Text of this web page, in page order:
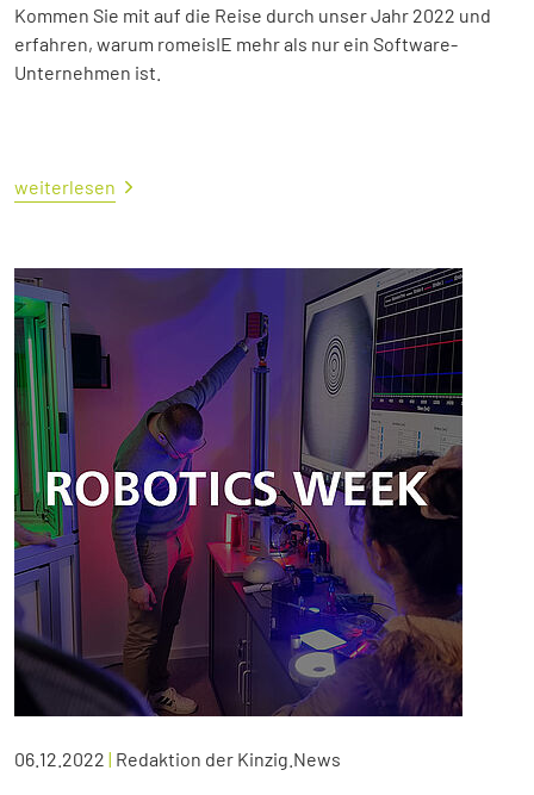
Kommen Sie mit auf die Reise durch unser Jahr 2022 und
erfahren, warum romeisIE mehr als nur ein Software-
Unternehmen ist.
weiterlesen
06.12.2022 | Redaktion der Kinzig.News